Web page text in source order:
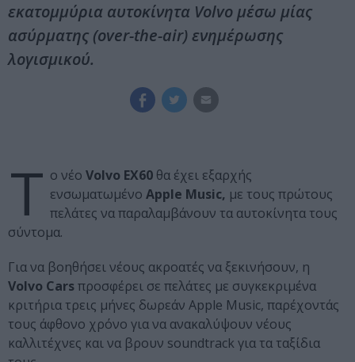
εκατομμύρια αυτοκίνητα Volvo μέσω μίας
ασύρματης (over-the-air) ενημέρωσης
λογισμικού.
Τ ο νέο Volvo EX60 θα έχει εξαρχής
ενσωματωμένο Apple Music, με τους πρώτους
πελάτες να παραλαμβάνουν τα αυτοκίνητα τους
σύντομα.
Για να βοηθήσει νέους ακροατές να ξεκινήσουν, η
Volvo Carsπροσφέρει σε πελάτες με συγκεκριμένα
κριτήρια τρεις μήνες δωρεάν Apple Music, παρέχοντάς
τους άφθονο χρόνο για να ανακαλύψουν νέους
καλλιτέχνες και να βρουν soundtrack για τα ταξίδια